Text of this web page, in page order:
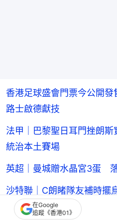
香港足球盛會門票今公開
路士啟德獻技
法甲｜巴黎聖日耳門挫朗
統治本土賽場
英超｜曼城贈水晶宮3蛋
沙特聯｜C朗睹隊友補時
十秒奪冠贏變和
在Google
追蹤《香港01》